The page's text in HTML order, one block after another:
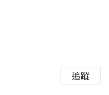
追蹤